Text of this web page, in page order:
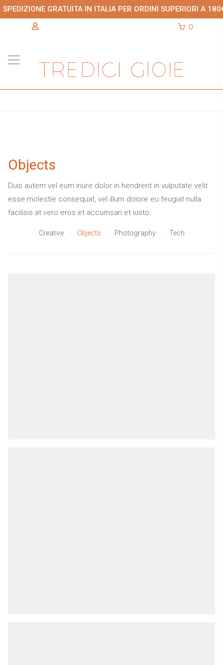
SPEDIZIONE GRATUITA IN ITALIA PER ORDINI SUPERIORI A
0
Objects
Duis autem vel eum iriure dolor in hendrerit in vulputate velit
esse molestie consequat, vel illum dolore eu feugiat nulla
facilisis at vero eros et accumsan et iusto.
Creative Objects Photography Tech